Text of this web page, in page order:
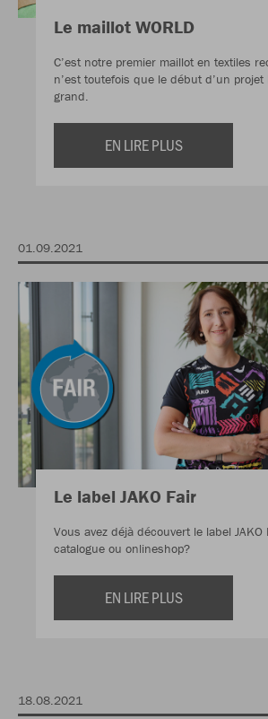
Le maillot WORLD
C’est notre premier maillot en textiles
n’est toutefois que le début d’un
grand.
EN LIRE PLUS
01.09.2021
Le label JAKO Fair
Vous avez déjà découvert le label
catalogue ou onlineshop?
EN LIRE PLUS
18.08.2021